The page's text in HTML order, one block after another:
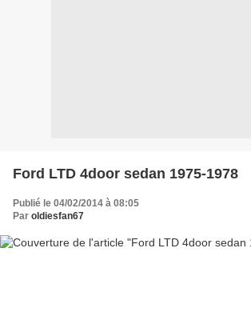
Ford LTD 4door sedan 1975-1978
Publié le 04/02/2014 à 08:05
Par oldiesfan67